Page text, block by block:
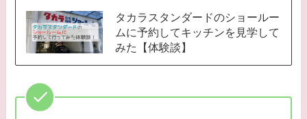
タカラスタンダードのショールー
ムに予約してキッチンを見学して
みた【体験談】